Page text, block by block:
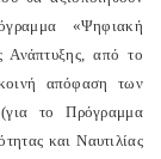
«Ψηφιακή
Ανάπτυξης, από το
απόφαση των
το Πρόγραμμα
και Ναυτιλίας